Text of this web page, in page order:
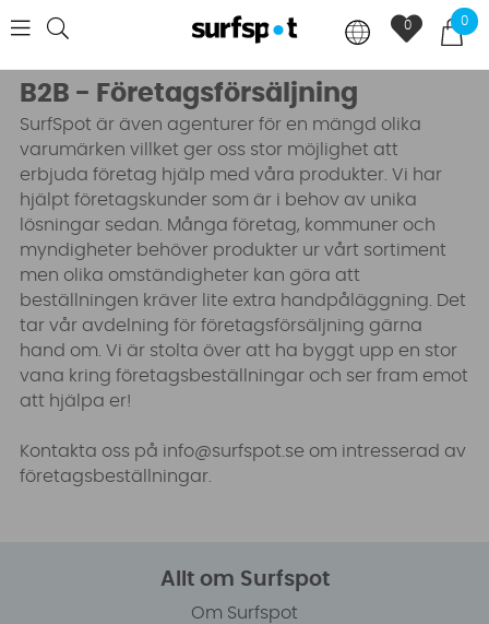
0
0
B2B - Företagsförsäljning
SurfSpot är även agenturer för en mängd olika
varumärken villket ger oss stor möjlighet att
erbjuda företag hjälp med våra produkter. Vi har
hjälpt företagskunder som är i behov av unika
lösningar sedan. Många företag, kommuner och
myndigheter behöver produkter ur vårt sortiment
men olika omständigheter kan göra att
beställningen kräver lite extra handpåläggning. Det
tar vår avdelning för företagsförsäljning gärna
hand om. Vi är stolta över att ha byggt upp en stor
vana kring företagsbeställningar och ser fram emot
att hjälpa er!
Kontakta oss på info@surfspot.se om intresserad av
företagsbeställningar.
Allt om Surfspot
Om Surfspot